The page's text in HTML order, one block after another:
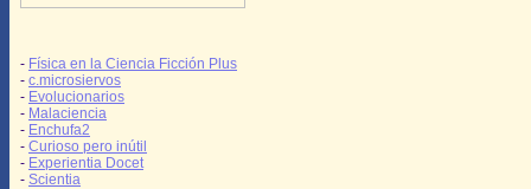
- Física en la Ciencia Ficción Plus
- c.microsiervos
- Evolucionarios
- Malaciencia
- Enchufa2
- Curioso pero inútil
- Experientia Docet
- Scientia